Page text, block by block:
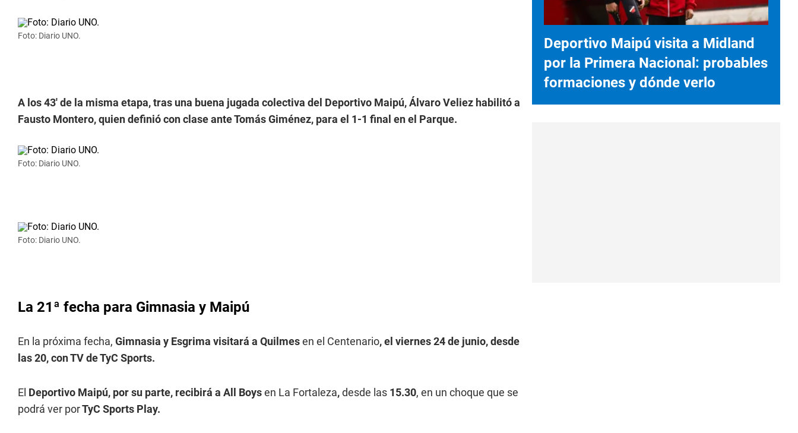
Foto: Diario UNO.
A los 43' de la misma etapa, tras una buena jugada colectiva del Deportivo Maipú, Álvaro Veliez habilitó a
Fausto Montero, quien definió con clase ante Tomás Giménez, para el 1-1 final en el Parque.
Foto: Diario UNO.
Foto: Diario UNO.
La 21ª fecha para Gimnasia y Maipú
En la próxima fecha, Gimnasia y Esgrima visitará a Quilmesen el Centenario, el viernes 24 de junio, desde
las 20, con TV deTyC Sports.
El Deportivo Maipú, por su parte, recibirá a All Boysen La Fortaleza,desde las 15.30, en un choque que se
podrá ver porTyC Sports Play.
Deportivo Maipú visita a Midland
por la Primera Nacional: probables
formaciones y dónde verlo